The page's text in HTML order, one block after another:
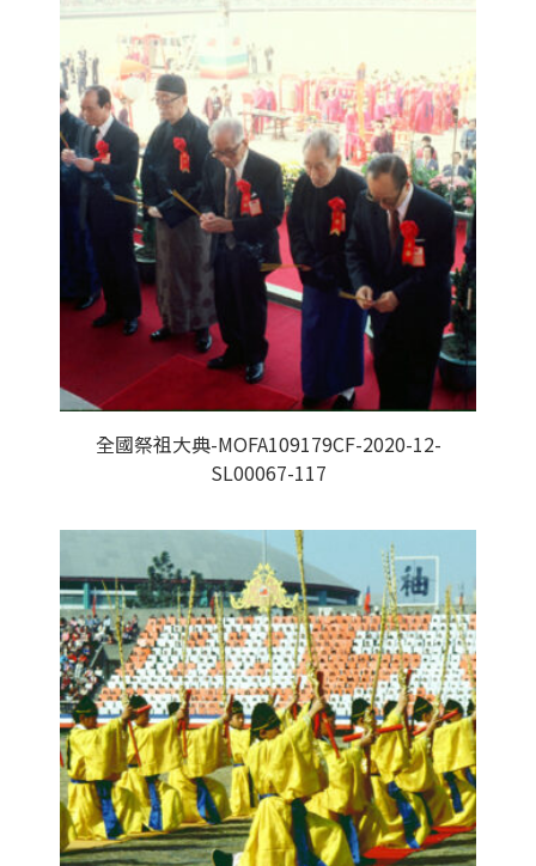
全國祭祖大典-MOFA109179CF-2020-12-
SL00067-117